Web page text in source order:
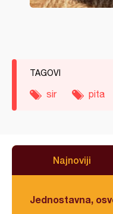
TAGOVI
sir pita
Najnoviji
Jednostavna,